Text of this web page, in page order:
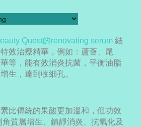
Quest的renovating serum 結
效治療精華，例如：蘆薈、尾
等，能有效消炎抗菌，平衡油脂
生，達到收細孔。
比傳統的果酸更加溫和，但功效
質層增生、鎮靜消炎、抗氧化及